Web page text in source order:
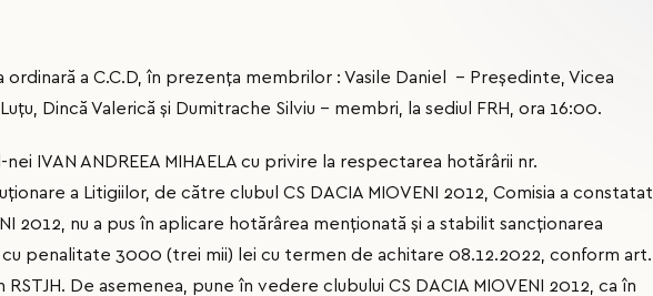
ordinară a C.C.D, în prezența membrilor : Vasile Daniel - Preşedinte, Vicea
Dincă Valerică şi Dumitrache Silviu - membri, la sediul FRH, ora 16:00.
IVAN ANDREEA MIHAELA cu privire la respectarea hotărârii nr.
a Litigiilor, de către clubul CS DACIA MIOVENI 2012, Comisia a constatat
2012, nu a pus în aplicare hotărârea menționată și a stabilit sancționarea
cu penalitate 3000 (trei mii) lei cu termen de achitare 08.12.2022, conform art.
De asemenea, pune în vedere clubului CS DACIA MIOVENI 2012, ca în